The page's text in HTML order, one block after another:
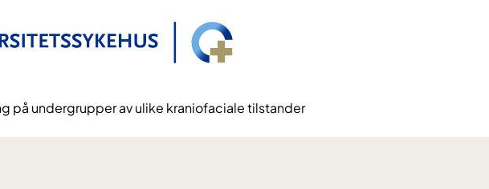
på undergrupper av ulike kraniofaciale tilstander